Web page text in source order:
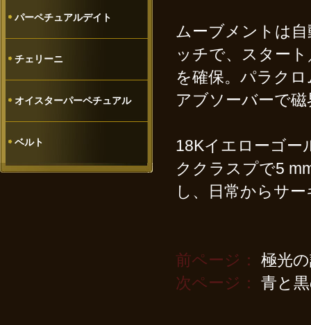
パーペチュアルデイト
チェリーニ
オイスターパーペチュアル
ベルト
ムーブメントは
ッチで、スター
を確保。パラク
アブソーバーで
18Kイエローゴー
ククラスプで5
し、日常からサ
前ページ：
極光
次ページ：
青と